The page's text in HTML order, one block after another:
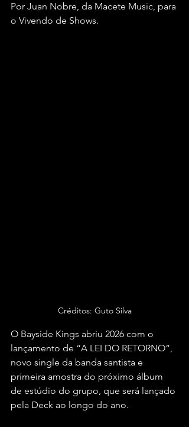
Por Juan Nobre, da Macete Music, para
o Vivendo de Shows.
Créditos: Guto Silva
O Bayside Kings abriu 2026 com o
lançamento de “A LEI DO RETORNO”,
novo single da banda santista e
primeira amostra do próximo álbum
de estúdio do grupo, que será lançado
pela Deck ao longo do ano.